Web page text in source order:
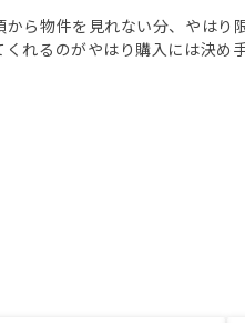
ら物件を見れない分、やは
れるのがやはり購入には決め